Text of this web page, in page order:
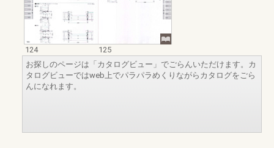
124
125
お探しのページは「カタログビュー」でごらんいただけます。カ
タログビューではweb上でパラパラめくりながらカタログをごら
んになれます。